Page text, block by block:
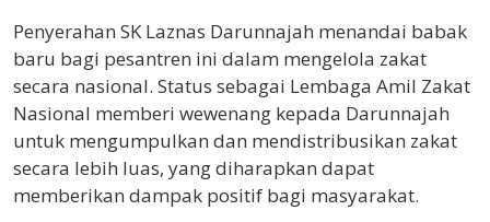
Penyerahan SK Laznas Darunnajah menandai babak
baru bagi pesantren ini dalam mengelola zakat
secara nasional. Status sebagai Lembaga Amil Zakat
Nasional memberi wewenang kepada Darunnajah
untuk mengumpulkan dan mendistribusikan zakat
secara lebih luas, yang diharapkan dapat
memberikan dampak positif bagi masyarakat.